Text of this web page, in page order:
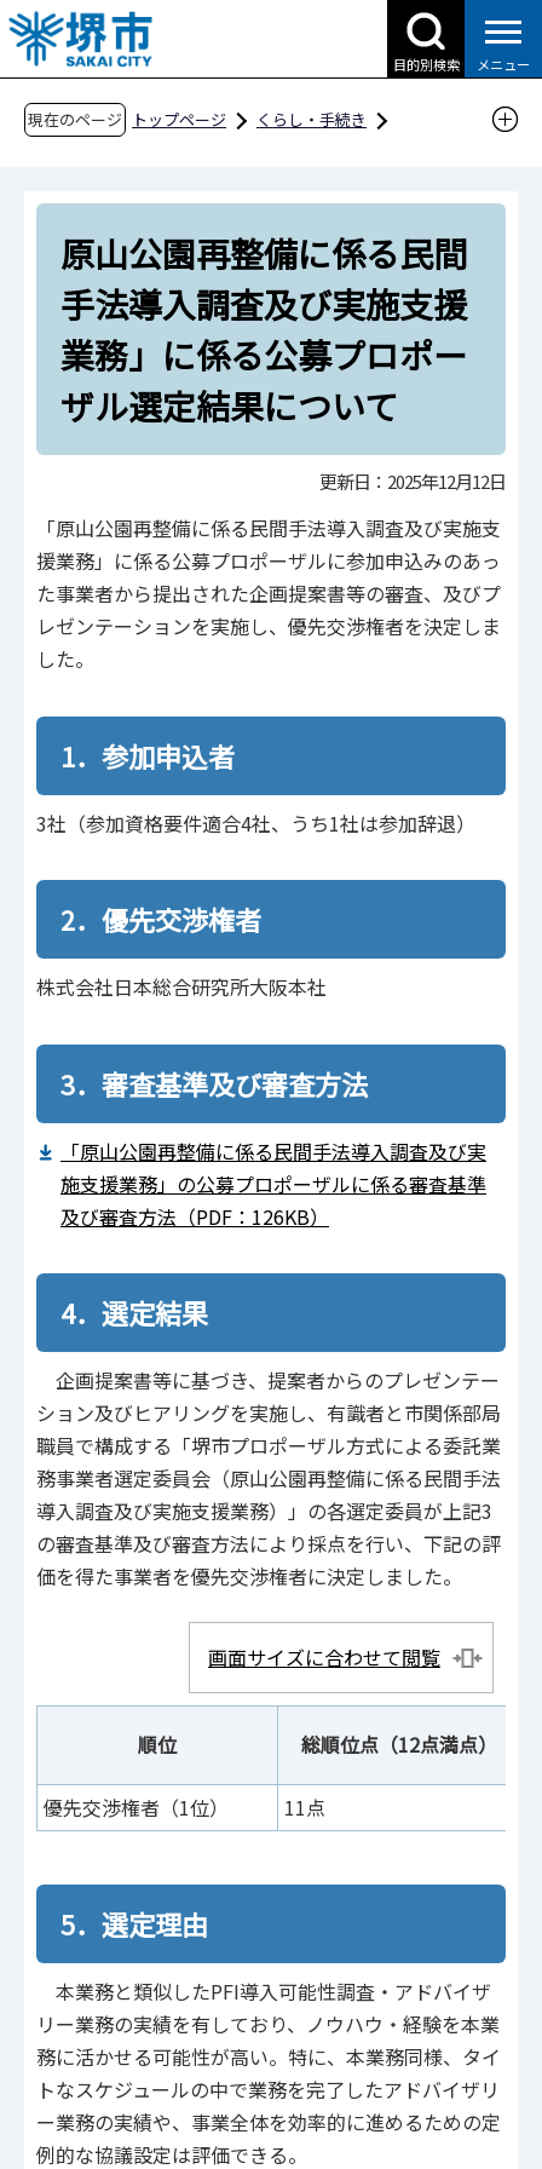
こ
の
ペ
目的別検索 メニュー
現在のページ トップページ
くらし・手続き
事業
原山公園
原山公園再整備に係る民間手法導入調査及び実
施支援業務」に係る公募プロポーザル選定結果
について
原山公園再整備に係る民間
手法導入調査及び実施支援
業務」に係る公募プロポー
ザル選定結果について
更新日：2025年12月12日
「原山公園再整備に係る民間手法導入調査及び実施支
援業務」に係る公募プロポーザルに参加申込みのあっ
た事業者から提出された企画提案書等の審査、及びプ
レゼンテーションを実施し、優先交渉権者を決定しま
した。
1．参加申込者
3社（参加資格要件適合4社、うち1社は参加辞退）
2．優先交渉権者
株式会社日本総合研究所大阪本社
3．審査基準及び審査方法
「原山公園再整備に係る民間手法導入調査及び実
施支援業務」の公募プロポーザルに係る審査基準
及び審査方法（PDF：126KB）
4．選定結果
企画提案書等に基づき、提案者からのプレゼンテー
ション及びヒアリングを実施し、有識者と市関係部局
職員で構成する「堺市プロポーザル方式による委託業
務事業者選定委員会（原山公園再整備に係る民間手法
導入調査及び実施支援業務）」の各選定委員が上記3
の審査基準及び審査方法により採点を行い、下記の評
価を得た事業者を優先交渉権者に決定しました。
画面サイズに合わせて閲覧
順位 総順位点（12点満点）
優先交渉権者（1位） 11点
5．選定理由
本業務と類似したPFI導入可能性調査・アドバイザ
リー業務の実績を有しており、ノウハウ・経験を本業
務に活かせる可能性が高い。特に、本業務同様、タイ
トなスケジュールの中で業務を完了したアドバイザリ
ー業務の実績や、事業全体を効率的に進めるための定
例的な協議設定は評価できる。